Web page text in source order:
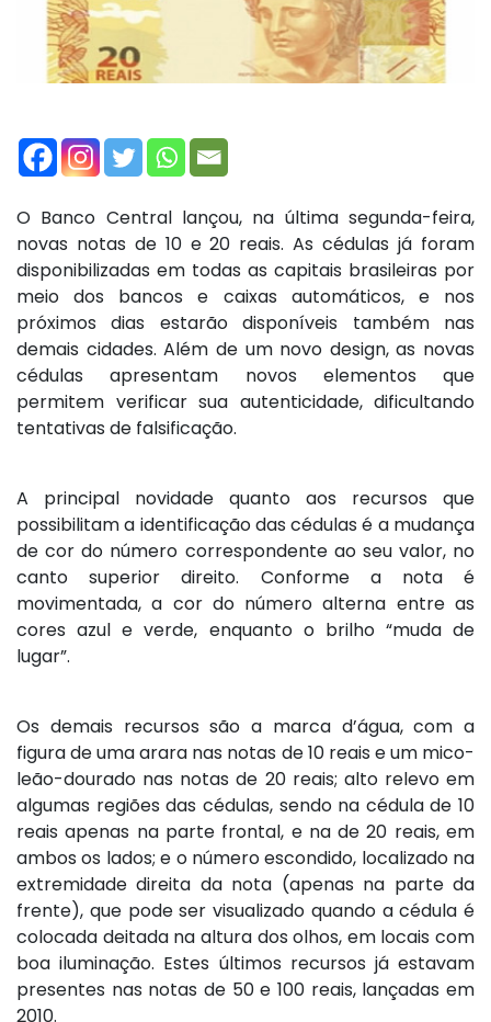
O Banco Central lançou, na última segunda-feira,
novas notas de 10 e 20 reais. As cédulas já foram
disponibilizadas em todas as capitais brasileiras por
meio dos bancos e caixas automáticos, e nos
próximos dias estarão disponíveis também nas
demais cidades. Além de um novo design, as novas
cédulas apresentam novos elementos que
permitem verificar sua autenticidade, dificultando
tentativas de falsificação.
A principal novidade quanto aos recursos que
possibilitam a identificação das cédulas é a mudança
de cor do número correspondente ao seu valor, no
canto superior direito. Conforme a nota é
movimentada, a cor do número alterna entre as
cores azul e verde, enquanto o brilho “muda de
lugar”.
Os demais recursos são a marca d’água, com a
figura de uma arara nas notas de 10 reais e um mico-
leão-dourado nas notas de 20 reais; alto relevo em
algumas regiões das cédulas, sendo na cédula de 10
reais apenas na parte frontal, e na de 20 reais, em
ambos os lados; e o número escondido, localizado na
extremidade direita da nota (apenas na parte da
frente), que pode ser visualizado quando a cédula é
colocada deitada na altura dos olhos, em locais com
boa iluminação. Estes últimos recursos já estavam
presentes nas notas de 50 e 100 reais, lançadas em
2010.